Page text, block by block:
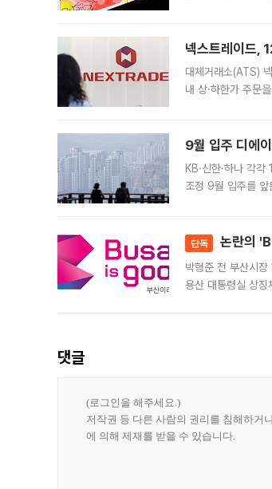
넥스트레이드,
대체거래소(ATS)
내 상·하한가 주문
9월 입주 디에
KB·신한·하나 각
조정 9월 입주를 앞
단독 논란의
박형준 전 부산시
용산 대통령실 상
댓글